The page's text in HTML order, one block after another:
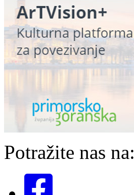
Potražite nas na: